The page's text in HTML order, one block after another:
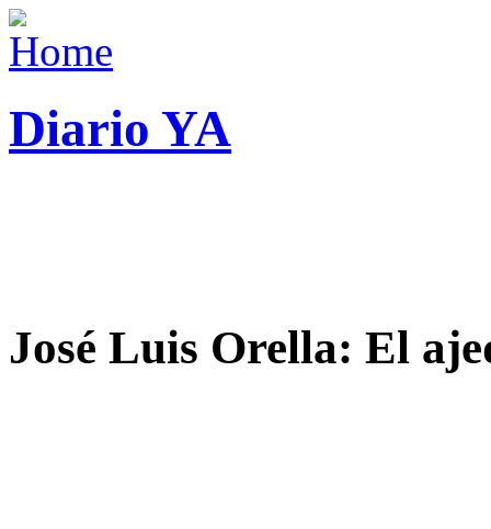
Diario YA
José Luis Orella: El